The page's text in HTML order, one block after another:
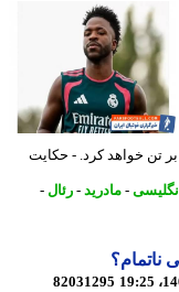
خواهد کرد. - حکایت
-مادرید- رئال -
82031295